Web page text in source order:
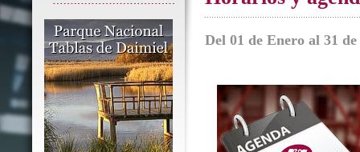
Del 01 de Enero al 31